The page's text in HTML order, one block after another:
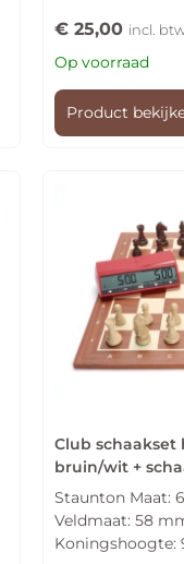
€ 25,00 incl.
Op voorraad
Product
Club schaakset
bruin/wit +
Staunton Maat: 6
Veldmaat: 58
Koningshoogte: